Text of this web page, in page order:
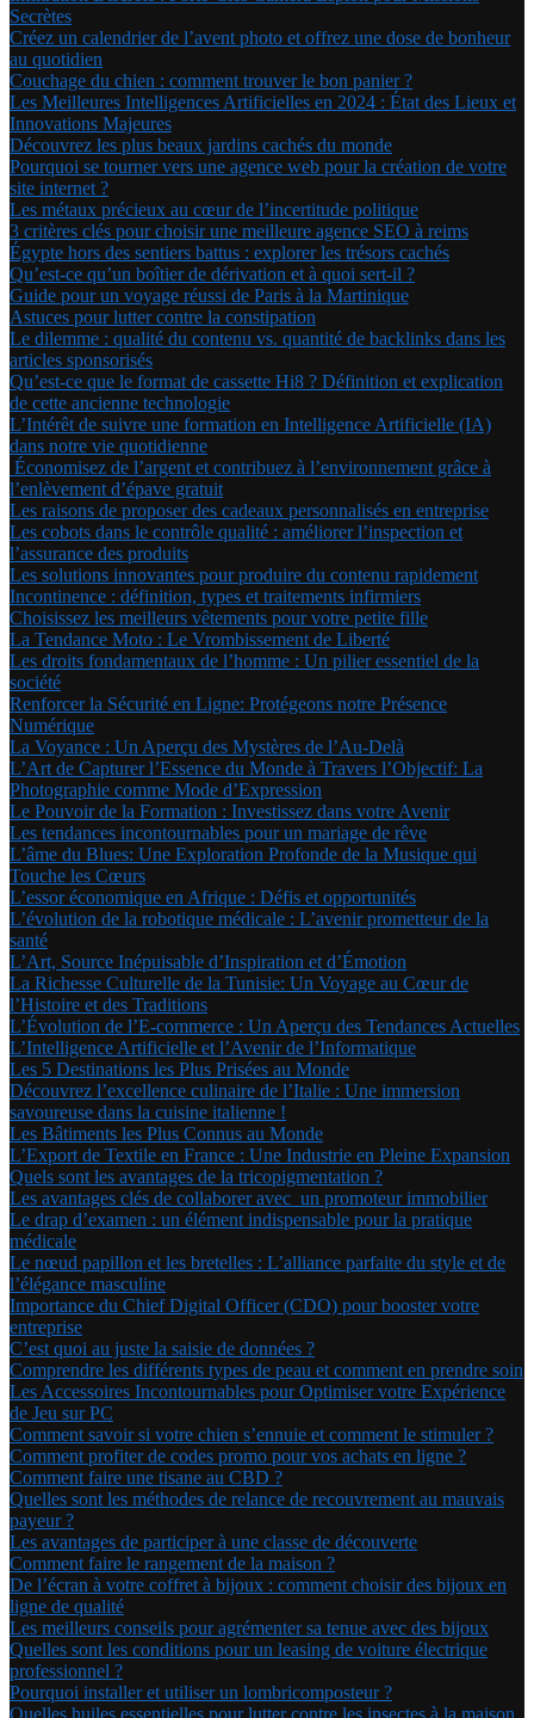
Secrètes
Créez un calendrier de l’avent photo et offrez une dose de bonheur
au quotidien
Couchage du chien : comment trouver le bon panier ?
Les Meilleures Intelligences Artificielles en 2024 : État des Lieux et
Innovations Majeures
Découvrez les plus beaux jardins cachés du monde
Pourquoi se tourner vers une agence web pour la création de votre
site internet ?
Les métaux précieux au cœur de l’incertitude politique
3 critères clés pour choisir une meilleure agence SEO à reims
Égypte hors des sentiers battus : explorer les trésors cachés
Qu’est-ce qu’un boîtier de dérivation et à quoi sert-il ?
Guide pour un voyage réussi de Paris à la Martinique
Astuces pour lutter contre la constipation
Le dilemme : qualité du contenu vs. quantité de backlinks dans les
articles sponsorisés
Qu’est-ce que le format de cassette Hi8 ? Définition et explication
de cette ancienne technologie
L’Intérêt de suivre une formation en Intelligence Artificielle (IA)
dans notre vie quotidienne
Économisez de l’argent et contribuez à l’environnement grâce à
l’enlèvement d’épave gratuit
Les raisons de proposer des cadeaux personnalisés en entreprise
Les cobots dans le contrôle qualité : améliorer l’inspection et
l’assurance des produits
Les solutions innovantes pour produire du contenu rapidement
Incontinence : définition, types et traitements infirmiers
Choisissez les meilleurs vêtements pour votre petite fille
La Tendance Moto : Le Vrombissement de Liberté
Les droits fondamentaux de l’homme : Un pilier essentiel de la
société
Renforcer la Sécurité en Ligne: Protégeons notre Présence
Numérique
La Voyance : Un Aperçu des Mystères de l’Au-Delà
L’Art de Capturer l’Essence du Monde à Travers l’Objectif: La
Photographie comme Mode d’Expression
Le Pouvoir de la Formation : Investissez dans votre Avenir
Les tendances incontournables pour un mariage de rêve
L’âme du Blues: Une Exploration Profonde de la Musique qui
Touche les Cœurs
L’essor économique en Afrique : Défis et opportunités
L’évolution de la robotique médicale : L’avenir prometteur de la
santé
L’Art, Source Inépuisable d’Inspiration et d’Émotion
La Richesse Culturelle de la Tunisie: Un Voyage au Cœur de
l’Histoire et des Traditions
L’Évolution de l’E-commerce : Un Aperçu des Tendances Actuelles
L’Intelligence Artificielle et l’Avenir de l’Informatique
Les 5 Destinations les Plus Prisées au Monde
Découvrez l’excellence culinaire de l’Italie : Une immersion
savoureuse dans la cuisine italienne !
Les Bâtiments les Plus Connus au Monde
L’Export de Textile en France : Une Industrie en Pleine Expansion
Quels sont les avantages de la tricopigmentation ?
Les avantages clés de collaborer avec un promoteur immobilier
Le drap d’examen : un élément indispensable pour la pratique
médicale
Le nœud papillon et les bretelles : L’alliance parfaite du style et de
l’élégance masculine
Importance du Chief Digital Officer (CDO) pour booster votre
entreprise
C’est quoi au juste la saisie de données ?
Comprendre les différents types de peau et comment en prendre soin
Les Accessoires Incontournables pour Optimiser votre Expérience
de Jeu sur PC
Comment savoir si votre chien s’ennuie et comment le stimuler ?
Comment profiter de codes promo pour vos achats en ligne ?
Comment faire une tisane au CBD ?
Quelles sont les méthodes de relance de recouvrement au mauvais
payeur ?
Les avantages de participer à une classe de découverte
Comment faire le rangement de la maison ?
De l’écran à votre coffret à bijoux : comment choisir des bijoux en
ligne de qualité
Les meilleurs conseils pour agrémenter sa tenue avec des bijoux
Quelles sont les conditions pour un leasing de voiture électrique
professionnel ?
Pourquoi installer et utiliser un lombricomposteur ?
Quelles huiles essentielles pour lutter contre les insectes à la maison